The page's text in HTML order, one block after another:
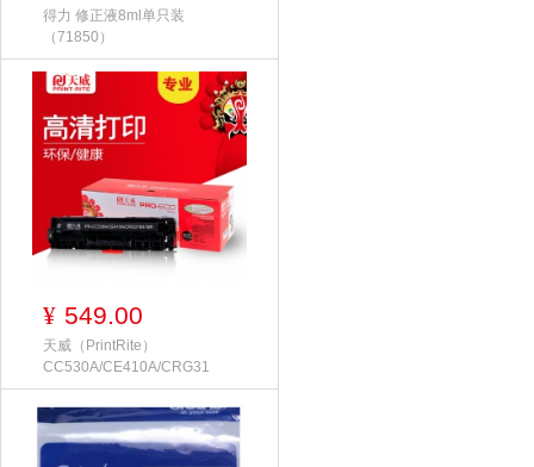
得力 修正液8ml单只装
（71850）
¥ 549.00
天威（PrintRite）
CC530A/CE410A/CRG31